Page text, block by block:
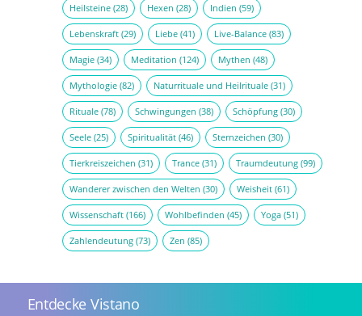
Heilsteine(28) Hexen (28) Indien (59)
Lebenskraft(29) Liebe(41) Live-Balance(83)
Magie(34) Meditation (124) Mythen (48)
Mythologie(82) Naturrituale und Heilrituale(31)
Rituale(78) Schwingungen (38) Schöpfung(30)
Seele(25) Spiritualität(46) Sternzeichen (30)
Tierkreiszeichen (31) Trance(31) Traumdeutung(99)
Wanderer zwischen den Welten (30) Weisheit(61)
Wissenschaft(166) Wohlbefinden (45) Yoga(51)
Zahlendeutung(73) Zen (85)
Entdecke Vistano